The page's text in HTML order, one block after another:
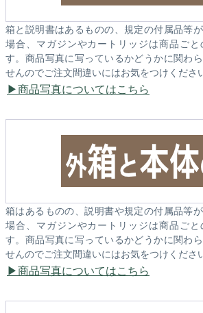
箱と説明書はあるものの、規定の付属品等
場合、マガジンやカートリッジは商品ごと
す。商品写真に写っているかどうかに関わ
せんのでご注文間違いにはお気をつけください
商品写真についてはこちら
箱はあるものの、説明書や規定の付属品等
場合、マガジンやカートリッジは商品ごと
す。商品写真に写っているかどうかに関わ
せんのでご注文間違いにはお気をつけください
商品写真についてはこちら